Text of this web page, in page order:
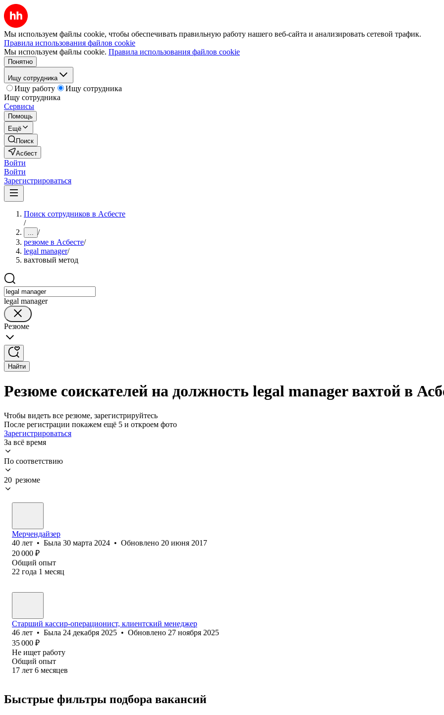
Мы используем файлы cookie, чтобы обеспечивать правильную работу нашего веб-сайта и анализировать сетевой трафик.
Правила использования файлов cookie
Мы используем файлы cookie. Правила использования файлов cookie
Понятно
Ищу сотрудника
Ищу работу
Ищу сотрудника
Ищу сотрудника
Сервисы
Помощь
Ещё
Поиск
Асбест
Войти
Войти
Зарегистрироваться
Поиск сотрудников в Асбесте
/
... /
резюме в Асбесте/
legal manager/
вахтовый метод
legal manager
Резюме
Найти
Резюме соискателей на должность legal manager вахтой в
Чтобы видеть все резюме, зарегистрируйтесь
После регистрации покажем ещё 5 и откроем фото
Зарегистрироваться
За всё время
По соответствию
20 резюме
Мерчендайзер
40 лет • Была 30 марта 2024 • Обновлено 20 июня 2017
20 000 ₽
Общий опыт
22 года 1 месяц
Старший кассир-операционист, клиентский менеджер
46 лет • Была 24 декабря 2025 • Обновлено 27 ноября 2025
35 000 ₽
Не ищет работу
Общий опыт
17 лет 6 месяцев
Быстрые фильтры подбора вакансий